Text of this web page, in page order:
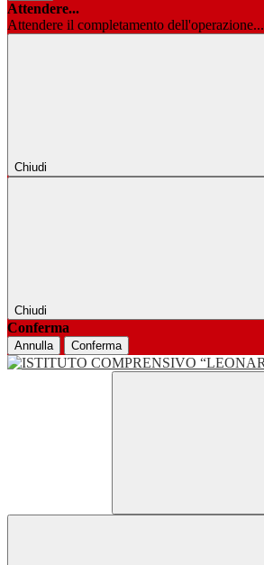
Attendere...
Attendere il completamento dell'operazione...
Chiudi
Chiudi
Conferma
Annulla Conferma